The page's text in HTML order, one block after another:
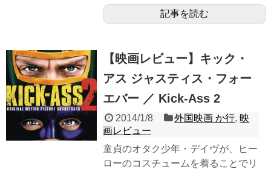
記事を読む
【映画レビュー】キック・
アス ジャスティス・フォー
エバー ／ Kick-Ass 2
2014/1/8 外国映画 か行, 映
画レビュー
童貞のオタク少年・デイヴが、ヒー
ローのコスチュームを着ることでリ